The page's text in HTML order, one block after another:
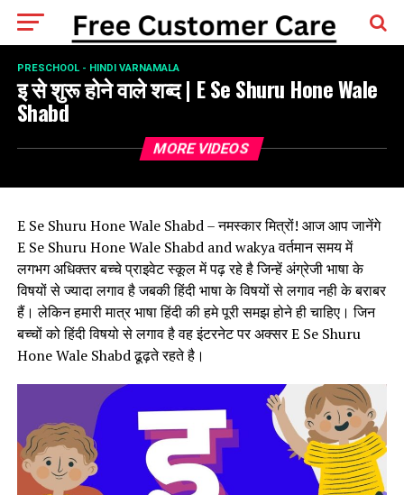
PRESCHOOL - HINDI VARNAMALA
इ से शुरू होने वाले शब्द | E Se Shuru Hone Wale
Shabd
MORE VIDEOS
E Se Shuru Hone Wale Shabd – नमस्कार मित्रों! आज आप जानेंगे
E Se Shuru Hone Wale Shabd and wakya वर्तमान समय में
लगभग अधिक्तर बच्चे प्राइवेट स्कूल में पढ़ रहे है जिन्हें अंग्रेजी भाषा के
विषयों से ज्यादा लगाव है जबकी हिंदी भाषा के विषयों से लगाव नही के बराबर
हैं। लेकिन हमारी मात्र भाषा हिंदी की हमे पूरी समझ होने ही चाहिए। जिन
बच्चों को हिंदी विषयो से लगाव है वह इंटरनेट पर अक्सर E Se Shuru
Hone Wale Shabd ढूढ़ते रहते है।